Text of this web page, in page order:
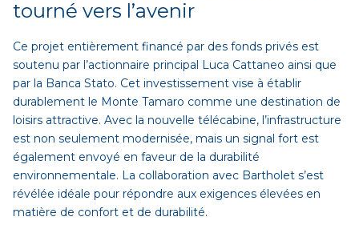
tourné vers l’avenir
Ce projet entièrement financé par des fonds privés est
soutenu par l’actionnaire principal Luca Cattaneo ainsi que
par la Banca Stato. Cet investissement vise à établir
durablement le Monte Tamaro comme une destination de
loisirs attractive. Avec la nouvelle télécabine, l’infrastructure
est non seulement modernisée, mais un signal fort est
également envoyé en faveur de la durabilité
environnementale. La collaboration avec Bartholet s’est
révélée idéale pour répondre aux exigences élevées en
matière de confort et de durabilité.